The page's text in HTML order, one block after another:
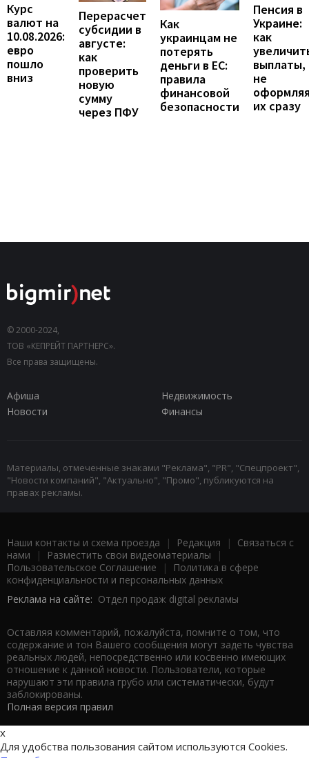
Курс
валют на
10.08.2026:
евро
пошло
вниз
Перерасчет
субсидии в
августе:
как
проверить
новую
сумму
через ПФУ
Как
украинцам не
потерять
деньги в ЕС:
правила
финансовой
безопасности
Пенсия в
Украине:
как
выплаты,
не
их сразу
© 2000-2024,
ТОВ «КЕПРЕЙТ ПАРТНЕРС».
Все права защищены.
Афиша
Недвижимость
Новости
Финансы
Материалы, отмеченные знаками "Реклама", "PR", "Спецпроект",
"Новости компаний", "Актуально", "Промо", публикуются на
правах рекламы.
Наши контакты и схема проезда | Редакция | Связаться с
нами | Разместить свои видеоматериалы |
Пользовательское Соглашение |
Политика в сфере
конфиденциальности и персональных данных
Реклама на сайте: Отдел продаж digital рекламы
Оставляя комментарий, пожалуйста, помните о том, что
содержание и тон Вашего сообщения могут задеть чувства
реальных людей, непосредственно или косвенно имеющих
отношение к данной новости. Пользователи, которые
нарушают эти правила грубо или систематически, будут
заблокированы.
Полная версия правил
x
Для удобства пользования сайтом используются Cookies.